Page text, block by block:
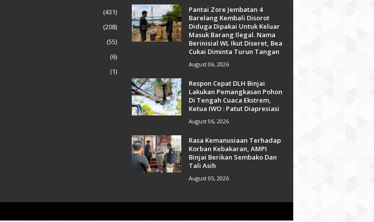
(431)
(208)
(55)
(6)
(1)
Pantai Zore Jembatan 4
Barelang Kembali Disorot
Diduga Dipakai Untuk Keluar
Masuk Barang Ilegal. Nama
Berinisial WL Ikut Diseret, Bea
Cukai Diminta Turun Tangan
August 06, 2026
Respon Cepat DLH Binjai
Lakukan Pemangkasan Pohon
Di Tengah Cuaca Ekstrem,
Ketua IWO : Patut Diapresiasi
August 06, 2026
Rasa Kemanusiaan Terhadap
Korban Kebakaran, AMPI
Binjai Berikan Sembako Dan
Tali Asih
August 05, 2026